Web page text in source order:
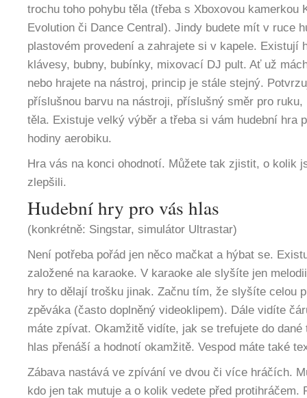
trochu toho pohybu těla (třeba s Xboxovou kamerkou
Evolution či Dance Central). Jindy budete mít v ruce
plastovém provedení a zahrajete si v kapele. Existují
klávesy, bubny, bubínky, mixovací DJ pult. Ať už
nebo hrajete na nástroj, princip je stále stejný.
příslušnou barvu na nástroji, příslušný směr pro
těla. Existuje velký výběr a třeba si vám hudební hra
hodiny aerobiku.
Hra vás na konci ohodnotí. Můžete tak zjistit, o kolik
zlepšili.
Hudební hry pro vás hlas
(konkrétně: Singstar, simulátor Ultrastar)
Není potřeba pořád jen něco mačkat a hýbat se.
založené na karaoke. V karaoke ale slyšíte jen
hry to dělají trošku jinak. Začnu tím, že slyšíte celou
zpěváka (často doplněný videoklipem). Dále vidíte
máte zpívat. Okamžitě vidíte, jak se trefujete do
hlas přenáší a hodnotí okamžitě. Vespod máte také
Zábava nastává ve zpívání ve dvou či více hráčích.
kdo jen tak mutuje a o kolik vedete před protihráčem.